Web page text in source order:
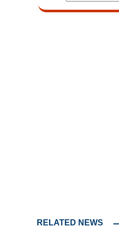
RELATED NEWS